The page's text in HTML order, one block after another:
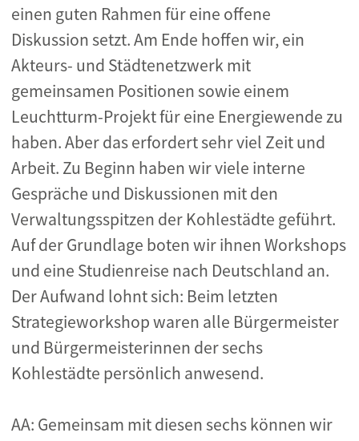
einen guten Rahmen für eine offene
Diskussion setzt. Am Ende hoffen wir, ein
Akteurs- und Städtenetzwerk mit
gemeinsamen Positionen sowie einem
Leuchtturm-Projekt für eine Energiewende zu
haben. Aber das erfordert sehr viel Zeit und
Arbeit. Zu Beginn haben wir viele interne
Gespräche und Diskussionen mit den
Verwaltungsspitzen der Kohlestädte geführt.
Auf der Grundlage boten wir ihnen Workshops
und eine Studienreise nach Deutschland an.
Der Aufwand lohnt sich: Beim letzten
Strategieworkshop waren alle Bürgermeister
und Bürgermeisterinnen der sechs
Kohlestädte persönlich anwesend.
AA: Gemeinsam mit diesen sechs können wir